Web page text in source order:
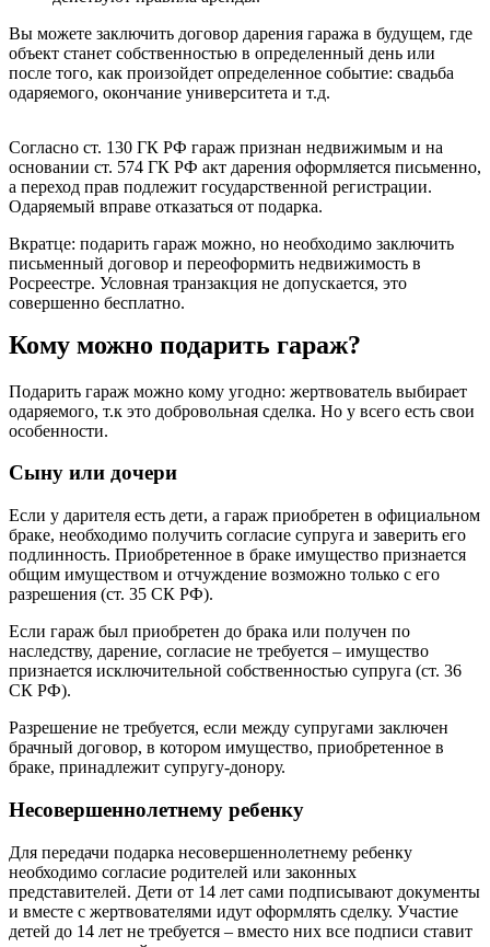
Вы можете заключить договор дарения гаража в будущем, где
объект станет собственностью в определенный день или
после того, как произойдет определенное событие: свадьба
одаряемого, окончание университета и т.д.
Согласно ст. 130 ГК РФ гараж признан недвижимым и на
основании ст. 574 ГК РФ акт дарения оформляется письменно,
а переход прав подлежит государственной регистрации.
Одаряемый вправе отказаться от подарка.
Вкратце: подарить гараж можно, но необходимо заключить
письменный договор и переоформить недвижимость в
Росреестре. Условная транзакция не допускается, это
совершенно бесплатно.
Кому можно подарить гараж?
Подарить гараж можно кому угодно: жертвователь выбирает
одаряемого, т.к это добровольная сделка. Но у всего есть свои
особенности.
Сыну или дочери
Если у дарителя есть дети, а гараж приобретен в официальном
браке, необходимо получить согласие супруга и заверить его
подлинность. Приобретенное в браке имущество признается
общим имуществом и отчуждение возможно только с его
разрешения (ст. 35 СК РФ).
Если гараж был приобретен до брака или получен по
наследству, дарение, согласие не требуется – имущество
признается исключительной собственностью супруга (ст. 36
СК РФ).
Разрешение не требуется, если между супругами заключен
брачный договор, в котором имущество, приобретенное в
браке, принадлежит супругу-донору.
Несовершеннолетнему ребенку
Для передачи подарка несовершеннолетнему ребенку
необходимо согласие родителей или законных
представителей. Дети от 14 лет сами подписывают документы
и вместе с жертвователями идут оформлять сделку. Участие
детей до 14 лет не требуется – вместо них все подписи ставит